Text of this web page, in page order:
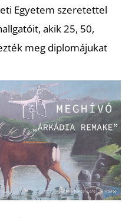
Egyetem szeretettel
akik 25, 50,
meg diplomájukat